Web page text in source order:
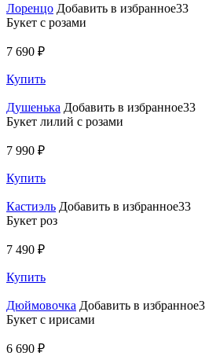
Лоренцо Добавить в избранное33
Букет с розами
7 690 ₽
Купить
Душенька Добавить в избранное33
Букет лилий с розами
7 990 ₽
Купить
Кастиэль Добавить в избранное33
Букет роз
7 490 ₽
Купить
Дюймовочка Добавить в
Букет с ирисами
6 690 ₽